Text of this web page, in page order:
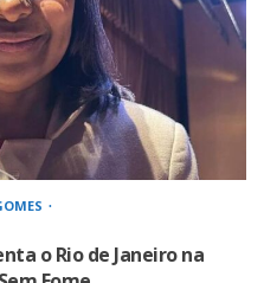
o Rio de Janeiro na